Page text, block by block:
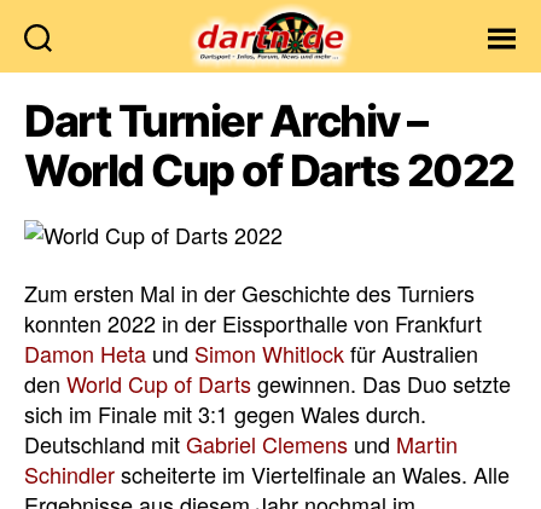
Dart Turnier Archiv –
World Cup of Darts 2022
Zum ersten Mal in der Geschichte des Turniers
konnten 2022 in der Eissporthalle von Frankfurt
Damon Heta und Simon Whitlockfür Australien
den World Cup of Dartsgewinnen. Das Duo setzte
sich im Finale mit 3:1 gegen Wales durch.
Deutschland mitGabriel Clemens und Martin
Schindlerscheiterte im Viertelfinale an Wales. Alle